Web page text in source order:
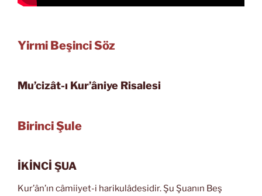
Yirmi Beşinci Söz
Mu’cizât-ı Kur’âniye Risalesi
Birinci Şule
İKİNCİ ŞUA
Kur’ân’ın câmiiyet-i harikulâdesidir. Şu Şuanın Beş